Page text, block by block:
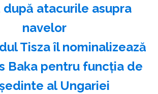
după atacurile asupra
navelor
Tisza îl nominalizează
Baka pentru funcţia de
al Ungariei